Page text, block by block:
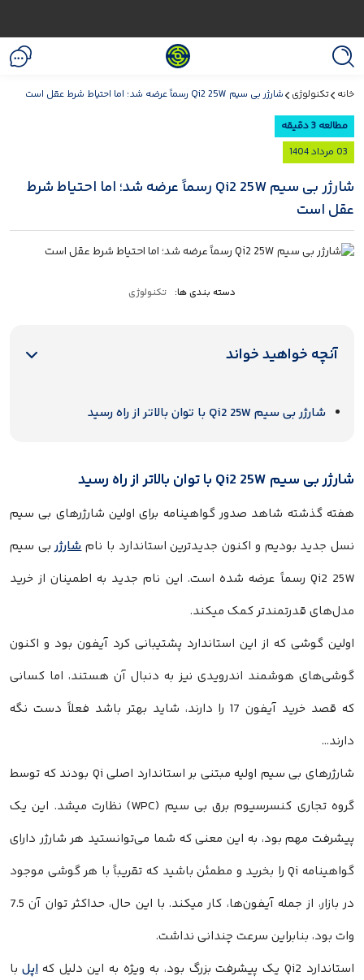
خانه تکنولوژی شارژر بی سیم Qi2 25W رسماً عرضه شد؛ اما احتیاط شرط عقل است
مطالعه 3 دقیقه
03 مرداد 1404
شارژر بی سیم Qi2 25W رسماً عرضه شد؛ اما احتیاط شرط
عقل است
دسته بندی ها: تکنولوژی
آنچه خواهید خواند
شارژر بی سیم Qi2 25W با توان بالاتر از راه رسید
شارژر بی سیم Qi2 25W با توان بالاتر از راه رسید
هفته گذشته شاهد صدور گواهینامه برای اولین شارژرهای بی سیم
نسل جدید بودیم و اکنون جدیدترین استاندارد با نامشارژربی سیم
Qi2 25W رسماً عرضه شده است. این نام جدید به اطمینان از خرید
مدل‌های قدرتمندتر کمک میکند.
اولین گوشی که از این استاندارد پشتیبانی کرد آیفون بود و اکنون
گوشی‌های هوشمند اندرویدی نیز به دنبال آن هستند، اما کسانی
که قصد خرید آیفون 17 را دارند، شاید بهتر باشد فعلاً دست نگه
دارند…
شارژرهای بی سیم اولیه مبتنی بر استاندارد اصلی Qi بودند که توسط
گروه تجاری کنسرسیوم برق بی سیم (WPC) نظارت میشد. این یک
پیشرفت مهم بود، به این معنی که شما می‌توانستید هر شارژر دارای
گواهینامه Qi را بخرید و مطمئن باشید که تقریباً با هر گوشی موجود
در بازار، از جمله آیفون‌ها، کار میکند. با این حال، حداکثر توان آن 7.5
وات بود، بنابراین سرعت چندانی نداشت.
استاندارد Qi2 یک پیشرفت بزرگ بود، به ویژه به این دلیل که
اپلبا